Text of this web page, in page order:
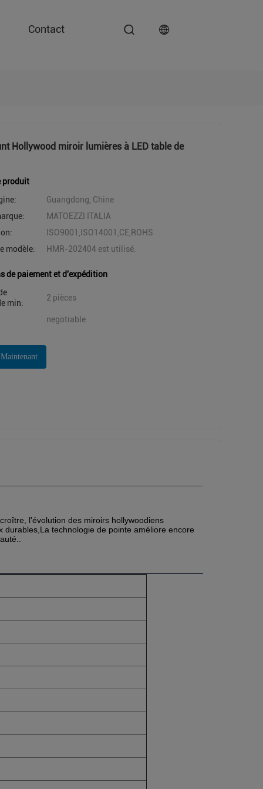
Contact
Hollywood miroir lumières à LED table de
produit
Guangdong, Chine
MATOEZZI ITALIA
ISO9001,ISO14001,CE,ROHS
modèle:
HMR-202404 est utilisé.
de paiement et d'expédition
min:
2 pièces
negotiable
l'évolution des miroirs hollywoodiens
technologie de pointe améliore encore